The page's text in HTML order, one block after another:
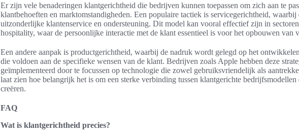
Er zijn vele benaderingen klantgerichtheid die bedrijven kunnen toepassen om zich aan te
klantbehoeften en marktomstandigheden. Een populaire tactiek is servicegerichtheid,
uitzonderlijke klantenservice en ondersteuning. Dit model kan vooral effectief zijn in
hospitality, waar de persoonlijke interactie met de klant essentieel is voor het opbouwen van
Een andere aanpak is productgerichtheid, waarbij de nadruk wordt gelegd op het
die voldoen aan de specifieke wensen van de klant. Bedrijven zoals Apple hebben deze
geïmplementeerd door te focussen op technologie die zowel gebruiksvriendelijk als
laat zien hoe belangrijk het is om een sterke verbinding tussen klantgerichte
creëren.
FAQ
Wat is klantgerichtheid precies?